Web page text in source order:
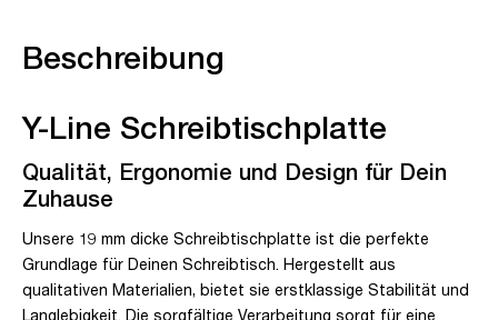
Beschreibung
Y-Line Schreibtischplatte
Qualität, Ergonomie und Design für Dein
Zuhause
Unsere 19 mm dicke Schreibtischplatte ist die perfekte
Grundlage für Deinen Schreibtisch. Hergestellt aus
qualitativen Materialien, bietet sie erstklassige Stabilität und
Langlebigkeit. Die sorgfältige Verarbeitung sorgt für eine